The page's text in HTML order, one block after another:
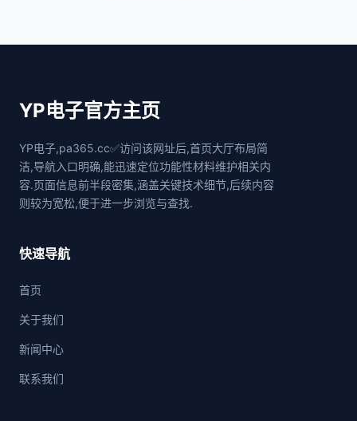
YP电子官方主页
YP电子,pa365.cc✅访问该网址后,首页大厅布局简
洁,导航入口明确,能迅速定位功能性材料维护相关内
容.页面信息前半段密集,涵盖关键技术细节,后续内容
则较为宽松,便于进一步浏览与查找.
快速导航
首页
关于我们
新闻中心
联系我们